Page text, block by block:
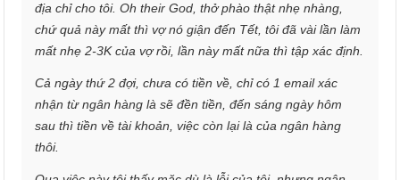
địa chỉ cho tôi. Oh their God, thở phào thật nhẹ nhàng,
chứ quả này mất thì vợ nó giận đến Tết, tôi đã vài lần làm
mất nhẹ 2-3K của vợ rồi, lần này mất nữa thì tập xác định.
Cả ngày thứ 2 đợi, chưa có tiền về, chỉ có 1 email xác
nhận từ ngân hàng là sẽ đền tiền, đến sáng ngày hôm
sau thì tiền về tài khoản, việc còn lại là của ngân hàng
thôi.